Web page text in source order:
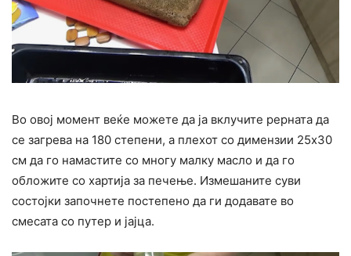
Во овој момент веќе можете да ја вклучите рерната да
се загрева на 180 степени, а плехот со димензии 25х30
см да го намастите со многу малку масло и да го
обложите со хартија за печење. Измешаните суви
состојки започнете постепено да ги додавате во
смесата со путер и јајца.